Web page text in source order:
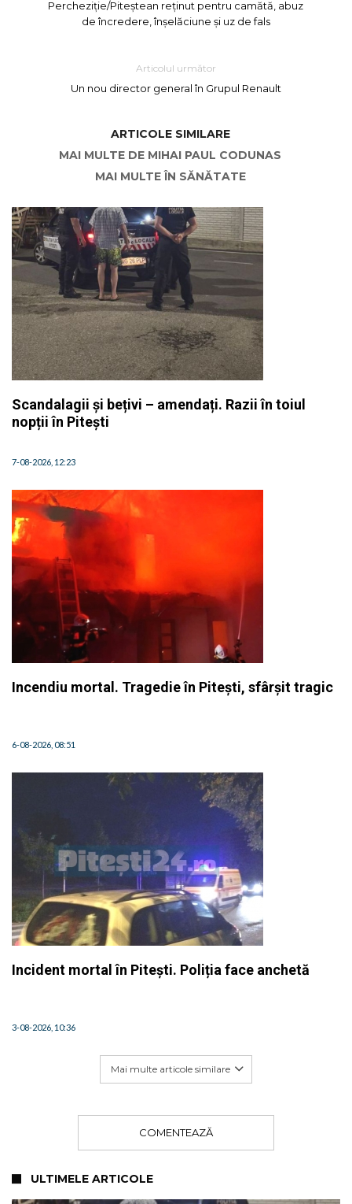
Percheziție/Piteștean reținut pentru camătă, abuz
de încredere, înşelăciune şi uz de fals
Articolul următor
Un nou director general în Grupul Renault
ARTICOLE SIMILARE
MAI MULTE DE MIHAI PAUL CODUNAS
MAI MULTE ÎN SĂNĂTATE
Scandalagii și bețivi – amendați. Razii în toiul
nopții în Pitești
7-08-2026, 12:23
Incendiu mortal. Tragedie în Pitești, sfârșit tragic
6-08-2026, 08:51
Incident mortal în Pitești. Poliția face anchetă
3-08-2026, 10:36
Mai multe articole similare
COMENTEAZĂ
ULTIMELE ARTICOLE